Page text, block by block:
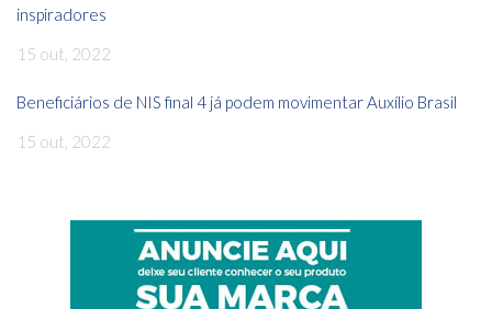
inspiradores
15 out, 2022
Beneficiários de NIS final 4 já podem movimentar Auxílio Brasil
15 out, 2022